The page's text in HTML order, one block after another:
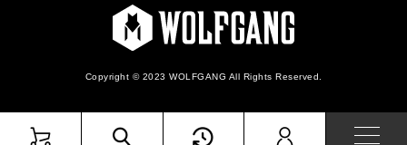
Copyright © 2023 WOLFGANG All Rights Reserved.